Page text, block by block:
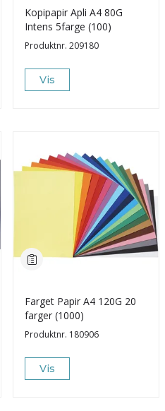
Kopipapir Apli A4 80G
Intens 5farge (100)
Produktnr. 209180
Vis
Farget Papir A4 120G 20
farger (1000)
Produktnr. 180906
Vis